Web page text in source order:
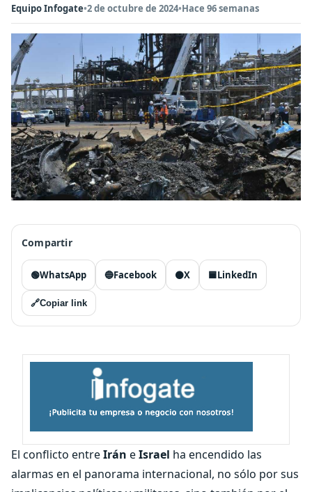
Equipo Infogate•2 de octubre de 2024•Hace 96 semanas
Compartir
🟢WhatsApp 🔵Facebook ⚫X 🟦LinkedIn
🔗Copiar link
El conflicto entreIrán eIsrael ha encendido las
alarmas en el panorama internacional, no sólo por sus